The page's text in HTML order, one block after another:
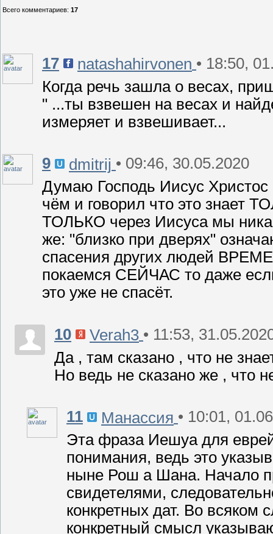
Всего комментариев: 17
17 natashahirvonen • 18:50,
Когда речь зашла о весах,
" ...ты взвешен на весах и
измеряет и взвешивает...
9 dmitrij • 09:46, 30.05.2020
Думаю Господь Иисус
чём и говорил что это знает
ТОЛЬКО через Иисуса мы
же: "близко при дверях"
спасения других людей
покаемся СЕЙЧАС то даже
это уже не спасёт.
10 Verah3 • 11:53,
Да , там сказано , что не
Но ведь не сказано же , что
11 Манассия • 10:01,
Эта фраза Иешуа для
понимания, ведь это
ныне Рош а Шана. Начало
свидетелями,
конкретных дат. Во
конкретный смысл